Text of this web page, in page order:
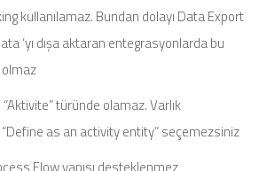
kullanılamaz. Bundan dolayı Data Export
‘yı dışa aktaran entegrasyonlarda bu
türünde olamaz. Varlık
as an activity entity” seçemezsiniz